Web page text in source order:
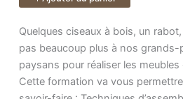
immédiatement,
lesréglages essentiels
et réguliers,
lesgestes sûrs, les
Quelques ciseaux à bois, un
Quelques ciseaux à bois, un
pas beaucoup plus à nos
paysans pour réaliser les meubles
Cette formation va vous